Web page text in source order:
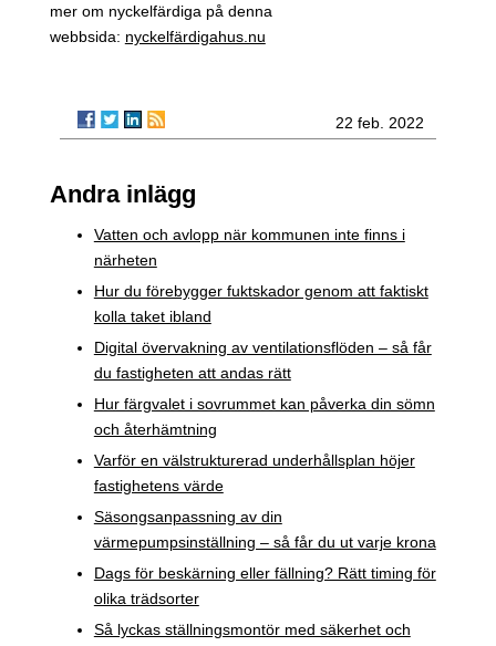
mer om nyckelfärdiga på denna
webbsida: nyckelfärdigahus.nu
22 feb. 2022
Andra inlägg
Vatten och avlopp när kommunen inte finns i
närheten
Hur du förebygger fuktskador genom att faktiskt
kolla taket ibland
Digital övervakning av ventilationsflöden – så får
du fastigheten att andas rätt
Hur färgvalet i sovrummet kan påverka din sömn
och återhämtning
Varför en välstrukturerad underhållsplan höjer
fastighetens värde
Säsongsanpassning av din
värmepumpsinställning – så får du ut varje krona
Dags för beskärning eller fällning? Rätt timing för
olika trädsorter
Så lyckas ställningsmontör med säkerhet och